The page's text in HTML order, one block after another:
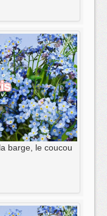
barge, le coucou